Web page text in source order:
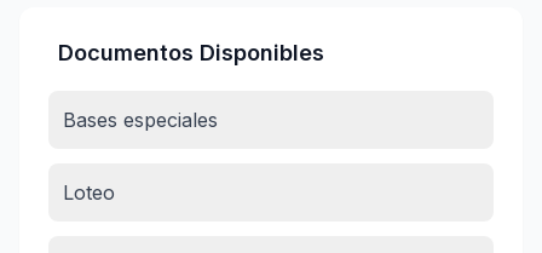
Documentos Disponibles
Bases especiales
Loteo